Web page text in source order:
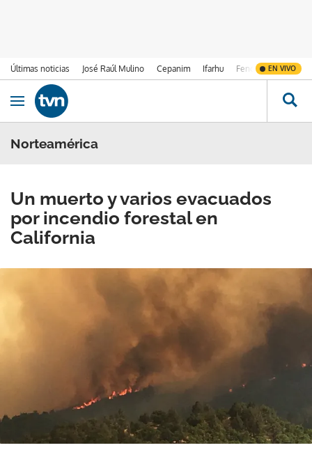
Últimas noticias José Raúl Mulino Cepanim Ifarhu Fenómeno de El
EN VIVO
Ir al contenido
Obrir navegació
Norteamérica
Un muerto y varios evacuados
por incendio forestal en
California